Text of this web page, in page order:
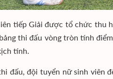
tiếp Giải được tổ chức thu
thi đấu vòng tròn tính
tính.
đấu, đội tuyển nữ sinh viên